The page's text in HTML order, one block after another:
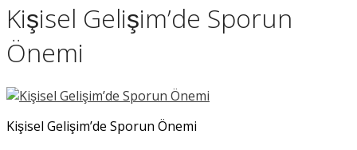
Kişisel Gelişim’de Sporun
Önemi
Kişisel Gelişim’de Sporun Önemi